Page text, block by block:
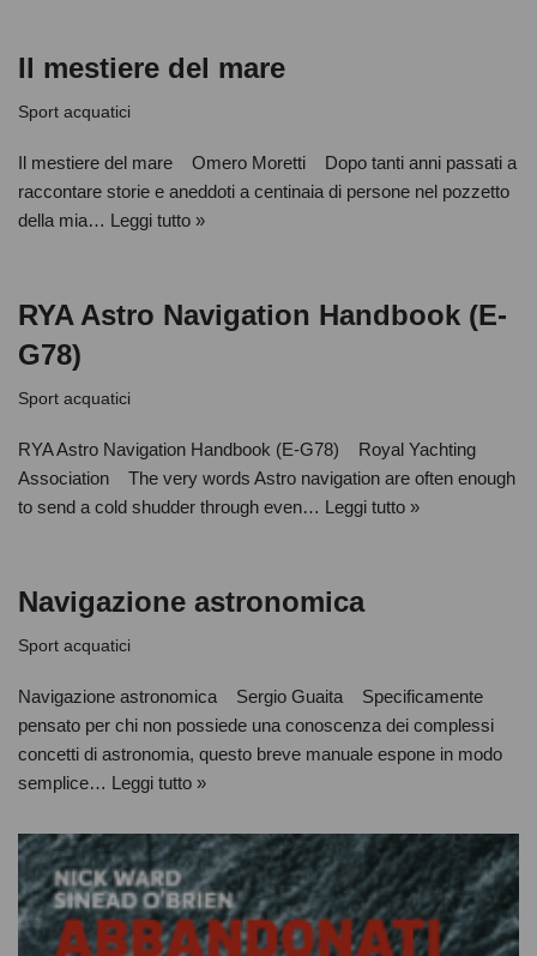
Il mestiere del mare
Sport acquatici
Il mestiere del mare Omero Moretti Dopo tanti anni passati a
raccontare storie e aneddoti a centinaia di persone nel pozzetto
della mia… Leggi tutto »
RYA Astro Navigation Handbook (E-
G78)
Sport acquatici
RYA Astro Navigation Handbook (E-G78) Royal Yachting
Association The very words Astro navigation are often enough
to send a cold shudder through even… Leggi tutto »
Navigazione astronomica
Sport acquatici
Navigazione astronomica Sergio Guaita Specificamente
pensato per chi non possiede una conoscenza dei complessi
concetti di astronomia, questo breve manuale espone in modo
semplice… Leggi tutto »